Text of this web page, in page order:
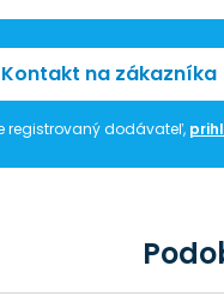
Kontakt na zákazníka
registrovaný dodávateľ,